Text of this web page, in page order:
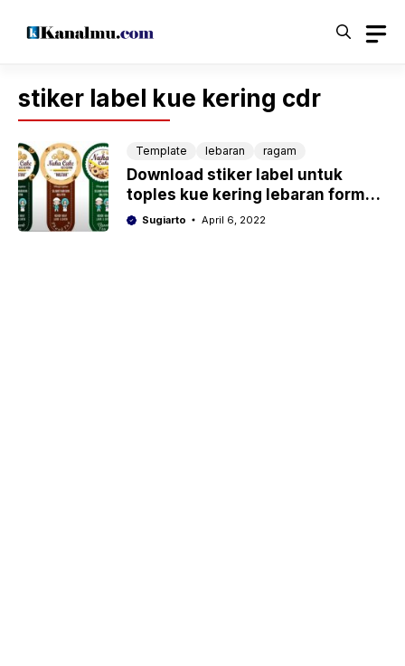
stiker label kue kering cdr
Template lebaran ragam
Download stiker label untuk
toples kue kering lebaran format
cdrSugiarto April 6, 2022